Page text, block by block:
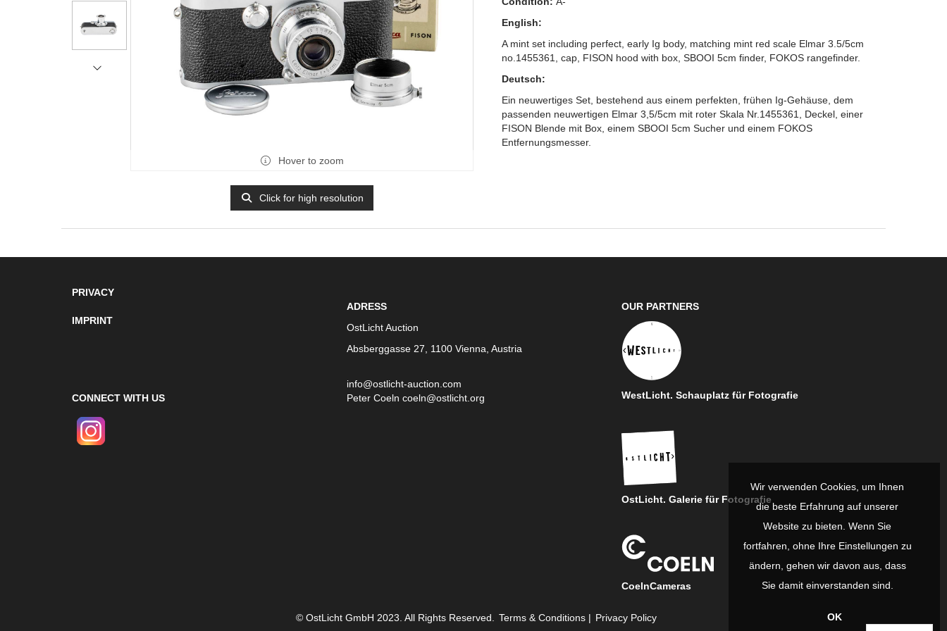
Hover to zoom
Click for high resolution
English:
A mint set including perfect, early Ig body, matching mint red scale Elmar 3.5/5cm
no.1455361, cap, FISON hood with box, SBOOI 5cm finder, FOKOS rangefinder.
Deutsch:
Ein neuwertiges Set, bestehend aus einem perfekten, frühen Ig-Gehäuse, dem
passenden neuwertigen Elmar 3,5/5cm mit roter Skala Nr.1455361, Deckel, einer
FISON Blende mit Box, einem SBOOI 5cm Sucher und einem FOKOS
Entfernungsmesser.
PRIVACY
IMPRINT
CONNECT WITH US
ADRESS
OstLicht Auction
Absberggasse 27, 1100 Vienna, Austria
info@ostlicht-auction.com
Peter Coeln coeln@ostlicht.org
OUR PARTNERS
WestLicht. Schauplatz für Fotografie
OstLicht. Galerie für Fotografie
CoelnCameras
© OstLicht GmbH 2023. All Rights Reserved. Terms & Conditions| Privacy Policy
Wir verwenden Cookies, um Ihnen
die beste Erfahrung auf unserer
Website zu bieten. Wenn Sie
fortfahren, ohne Ihre Einstellungen zu
ändern, gehen wir davon aus, dass
Sie damit einverstanden sind.
OK